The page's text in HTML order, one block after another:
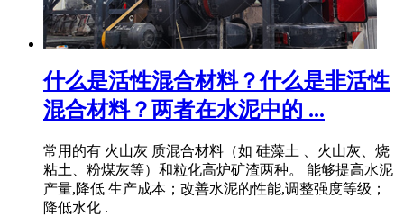
什么是活性混合材料？什么是非活性
混合材料？两者在水泥中的 ...
常用的有 火山灰 质混合材料（如 硅藻土 、火山灰、烧
粘土、粉煤灰等）和粒化高炉矿渣两种。 能够提高水泥
产量,降低 生产成本；改善水泥的性能,调整强度等级；
降低水化 .